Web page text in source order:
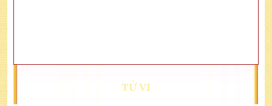
TỬ VI